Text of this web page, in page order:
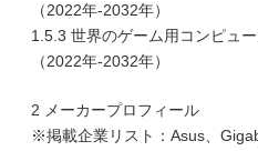
（2022年-2032年）
1.5.3 世界のゲーム用コンピュ
（2022年-2032年）
2 メーカープロフィール
※掲載企業リスト：Asus、